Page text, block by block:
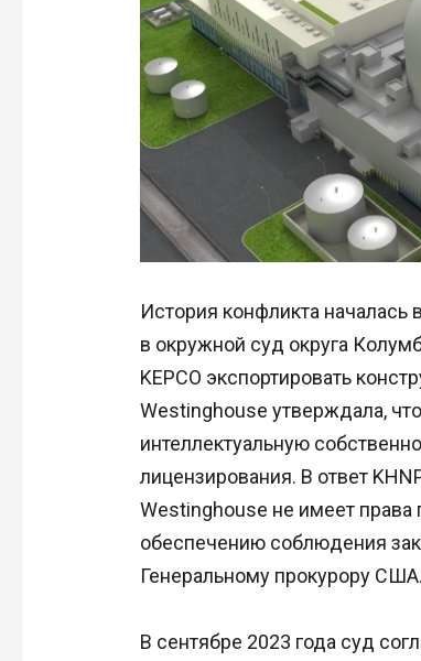
История конфликта началась
в окружной суд округа
KEPCO экспортировать
Westinghouse утверждала,
интеллектуальную
лицензирования. В ответ
Westinghouse не имеет права
обеспечению соблюдения
Генеральному прокурору США.
В сентябре 2023 года суд